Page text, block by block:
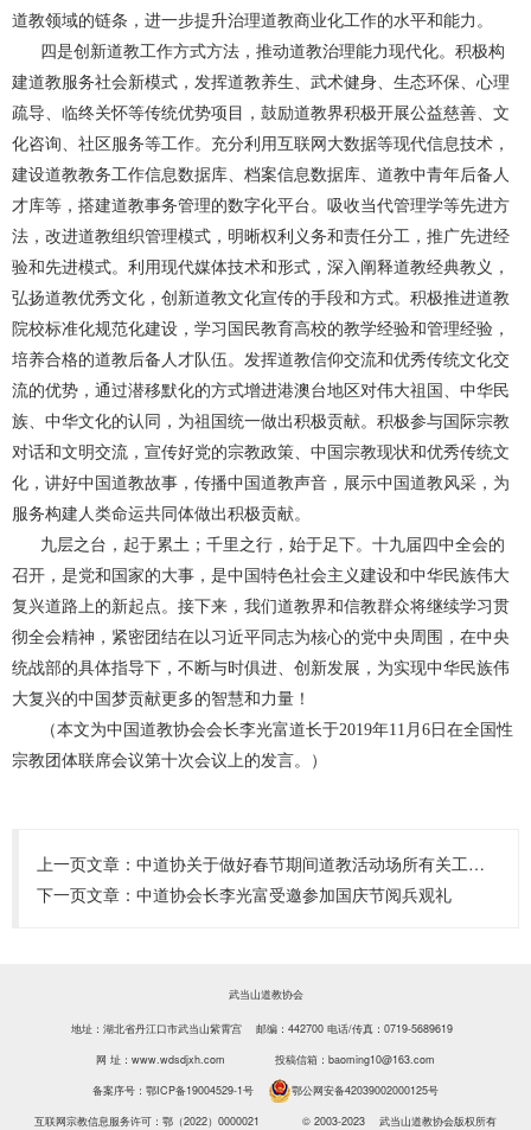
道教领域的链条，进一步提升治理道教商业化工作的水平和能力。
四是创新道教工作方式方法，推动道教治理能力现代化。积极构
建道教服务社会新模式，发挥道教养生、武术健身、生态环保、心理
疏导、临终关怀等传统优势项目，鼓励道教界积极开展公益慈善、文
化咨询、社区服务等工作。充分利用互联网大数据等现代信息技术，
建设道教教务工作信息数据库、档案信息数据库、道教中青年后备人
才库等，搭建道教事务管理的数字化平台。吸收当代管理学等先进方
法，改进道教组织管理模式，明晰权利义务和责任分工，推广先进经
验和先进模式。利用现代媒体技术和形式，深入阐释道教经典教义，
弘扬道教优秀文化，创新道教文化宣传的手段和方式。积极推进道教
院校标准化规范化建设，学习国民教育高校的教学经验和管理经验，
培养合格的道教后备人才队伍。发挥道教信仰交流和优秀传统文化交
流的优势，通过潜移默化的方式增进港澳台地区对伟大祖国、中华民
族、中华文化的认同，为祖国统一做出积极贡献。积极参与国际宗教
对话和文明交流，宣传好党的宗教政策、中国宗教现状和优秀传统文
化，讲好中国道教故事，传播中国道教声音，展示中国道教风采，为
服务构建人类命运共同体做出积极贡献。
九层之台，起于累土；千里之行，始于足下。十九届四中全会的
召开，是党和国家的大事，是中国特色社会主义建设和中华民族伟大
复兴道路上的新起点。接下来，我们道教界和信教群众将继续学习贯
彻全会精神，紧密团结在以习近平同志为核心的党中央周围，在中央
统战部的具体指导下，不断与时俱进、创新发展，为实现中华民族伟
大复兴的中国梦贡献更多的智慧和力量！
（本文为中国道教协会会长李光富道长于2019年11月6日在全国性
宗教团体联席会议第十次会议上的发言。）
上一页文章： 中道协关于做好春节期间道教活动场所有关工作的通知
下一页文章： 中道协会长李光富受邀参加国庆节阅兵观礼
武当山道教协会
地址：湖北省丹江口市武当山紫霄宫 邮编：442700 电话/传真：0719-5689619
网 址：www.wdsdjxh.com 投稿信箱：baoming10@163.com
备案序号： 鄂ICP备19004529-1号
鄂公网安备42039002000125号
互联网宗教信息服务许可：鄂（2022）0000021
© 2003-2023 武当山道教协会版权所有